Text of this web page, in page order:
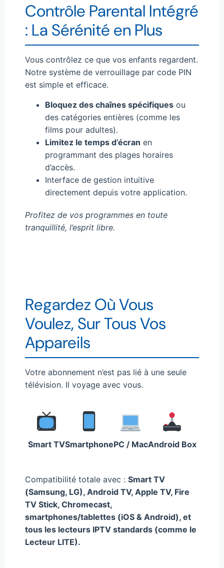
Contrôle Parental Intégré
: La Sérénité en Plus
Vous contrôlez ce que vos enfants regardent.
Notre système de verrouillage par code PIN
est simple et efficace.
Bloquez des chaînes spécifiques ou
des catégories entières (comme les
films pour adultes).
Limitez le temps d’écran en
programmant des plages horaires
d’accès.
Interface de gestion intuitive
directement depuis votre application.
Profitez de vos programmes en toute
tranquillité, l’esprit libre.
Regardez Où Vous
Voulez, Sur Tous Vos
Appareils
Votre abonnement n’est pas lié à une seule
télévision. Il voyage avec vous.
Smart TVSmartphonePC / MacAndroid Box
Compatibilité totale avec : Smart TV
(Samsung, LG), Android TV, Apple TV, Fire
TV Stick, Chromecast,
smartphones/tablettes (iOS & Android), et
tous les lecteurs IPTV standards (comme le
Lecteur LITE).